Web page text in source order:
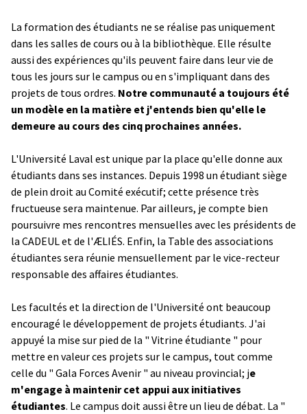
La formation des étudiants ne se réalise pas uniquement
dans les salles de cours ou à la bibliothèque. Elle résulte
aussi des expériences qu'ils peuvent faire dans leur vie de
tous les jours sur le campus ou en s'impliquant dans des
projets de tous ordres. Notre communauté a toujours été
un modèle en la matière et j'entends bien qu'elle le
demeure au cours des cinq prochaines années.
L'Université Laval est unique par la place qu'elle donne aux
étudiants dans ses instances. Depuis 1998 un étudiant siège
de plein droit au Comité exécutif; cette présence très
fructueuse sera maintenue. Par ailleurs, je compte bien
poursuivre mes rencontres mensuelles avec les présidents de
la CADEUL et de l'ÆLIÉS. Enfin, la Table des associations
étudiantes sera réunie mensuellement par le vice-recteur
responsable des affaires étudiantes.
Les facultés et la direction de l'Université ont beaucoup
encouragé le développement de projets étudiants. J'ai
appuyé la mise sur pied de la " Vitrine étudiante " pour
mettre en valeur ces projets sur le campus, tout comme
celle du " Gala Forces Avenir " au niveau provincial; je
m'engage à maintenir cet appui aux initiatives
étudiantes. Le campus doit aussi être un lieu de débat. La "